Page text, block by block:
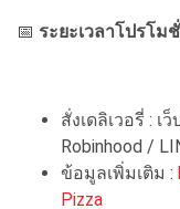
📅 ระยะเวลาโปรโม
สั่งเดลิเวอรี่ : เ
Robinhood /
ข้อมูลเพิ่มเติม :
Pizza